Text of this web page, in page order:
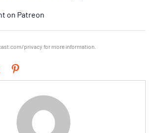
on Patreon
privacy for more information.